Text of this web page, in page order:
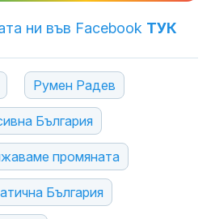
ни във Facebook ТУК
Румен Радев
България
промяната
България